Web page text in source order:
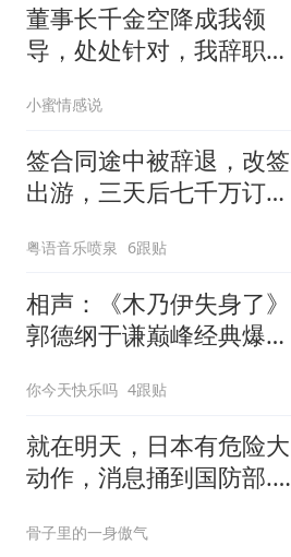
董事长千金空降成我领
导，处处针对，我辞职
小蜜情感说
签合同途中被辞退，改签
出游，三天后七千万订单
粤语音乐喷泉 6跟贴
相声：《木乃伊失身了》
郭德纲于谦巅峰经典爆笑
你今天快乐吗 4跟贴
就在明天，日本有危险大
动作，消息捅到国防部.中
骨子里的一身傲气